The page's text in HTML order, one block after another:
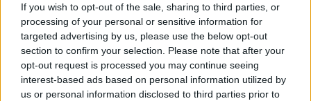
If you wish to opt-out of the sale, sharing to third parties, or
processing of your personal or sensitive information for
targeted advertising by us, please use the below opt-out
section to confirm your selection. Please note that after your
opt-out request is processed you may continue seeing
interest-based ads based on personal information utilized by
us or personal information disclosed to third parties prior to